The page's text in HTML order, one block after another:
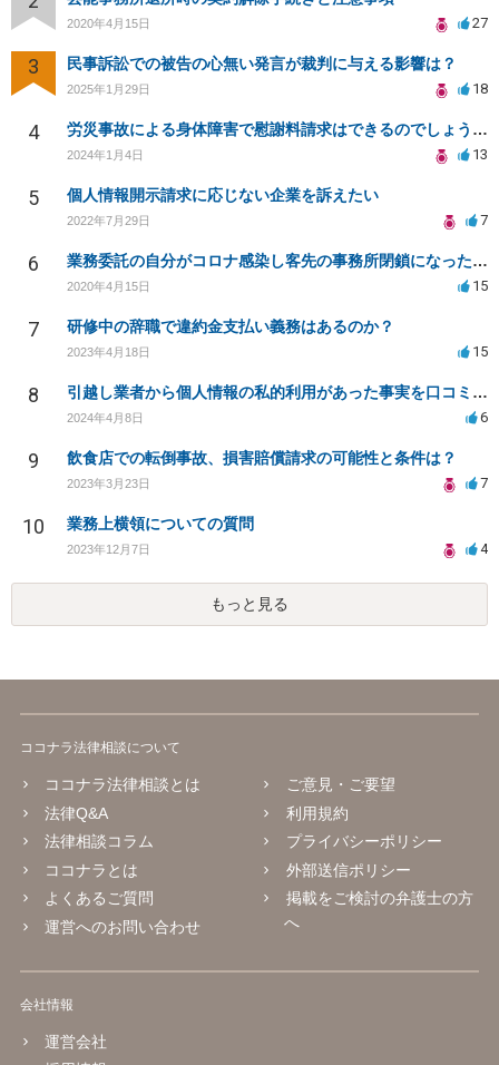
2020年4月15日 27
3 民事訴訟での被告の心無い発言が裁判に与える影響は？
2025年1月29日 18
4 労災事故による身体障害で慰謝料請求はできるのでしょうか？
2024年1月4日 13
5 個人情報開示請求に応じない企業を訴えたい
2022年7月29日 7
6 業務委託の自分がコロナ感染し客先の事務所閉鎖になったら損害賠償請求されますか？
2020年4月15日 15
7 研修中の辞職で違約金支払い義務はあるのか？
2023年4月18日 15
8 引越し業者から個人情報の私的利用があった事実を口コミに投稿するのは名誉毀損に該当しますか？
2024年4月8日 6
9 飲食店での転倒事故、損害賠償請求の可能性と条件は？
2023年3月23日 7
10 業務上横領についての質問
2023年12月7日 4
もっと見る
ココナラ法律相談について
ココナラ法律相談とは
法律Q&A
法律相談コラム
ココナラとは
よくあるご質問
運営へのお問い合わせ
ご意見・ご要望
利用規約
プライバシーポリシー
外部送信ポリシー
掲載をご検討の弁護士の方
へ
会社情報
運営会社